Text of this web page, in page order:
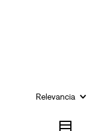
Relevancia